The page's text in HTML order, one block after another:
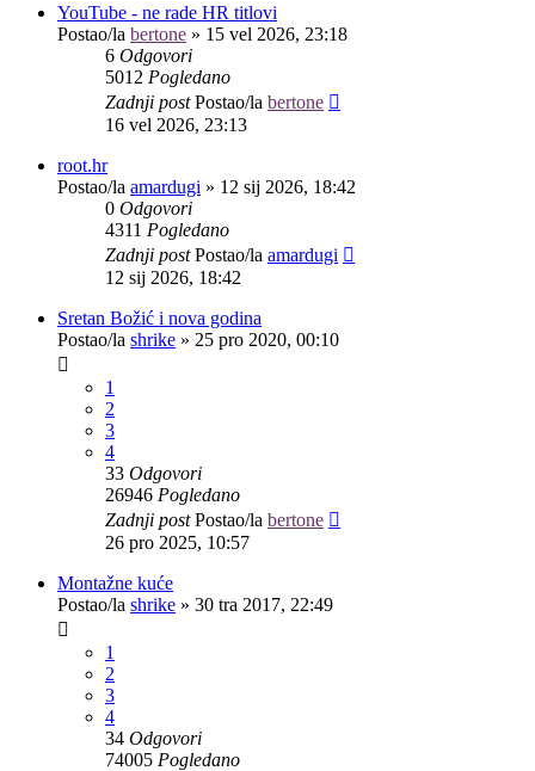
YouTube - ne rade HR titlovi
Postao/la bertone » 15 vel 2026, 23:18
6 Odgovori
5012 Pogledano
Zadnji postPostao/la bertone
16 vel 2026, 23:13
root.hr
Postao/la amardugi » 12 sij 2026, 18:42
0 Odgovori
4311 Pogledano
Zadnji postPostao/la amardugi
12 sij 2026, 18:42
Sretan Božić i nova godina
Postao/la shrike » 25 pro 2020, 00:10
1
2
3
4
33 Odgovori
26946 Pogledano
Zadnji postPostao/la bertone
26 pro 2025, 10:57
Montažne kuće
Postao/la shrike » 30 tra 2017, 22:49
1
2
3
4
34 Odgovori
74005 Pogledano